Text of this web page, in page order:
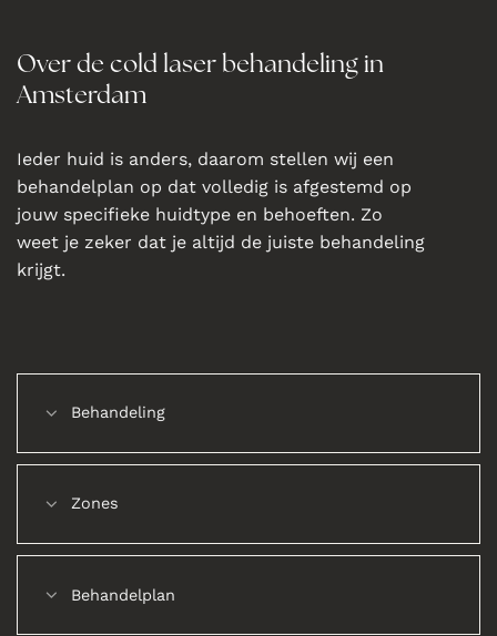
Over de cold laser behandeling in
Amsterdam
Ieder huid is anders, daarom stellen wij een
behandelplan op dat volledig is afgestemd op
jouw specifieke huidtype en behoeften. Zo
weet je zeker dat je altijd de juiste behandeling
krijgt.
Behandeling
Zones
Behandelplan